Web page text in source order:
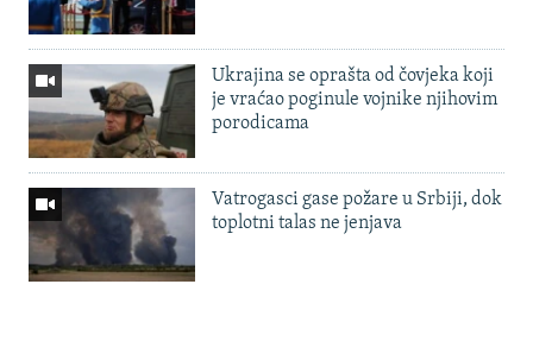
Ukrajina se oprašta od čovjeka koji
je vraćao poginule vojnike njihovim
porodicama
Vatrogasci gase požare u Srbiji, dok
toplotni talas ne jenjava